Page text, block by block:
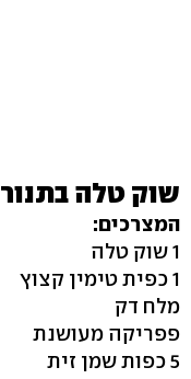
שוק טלה בתנור
המצרכים:
1 שוק טלה
1 כפית טימין קצוץ
מלח דק
פפריקה מעושנת
5 כפות שמן זית